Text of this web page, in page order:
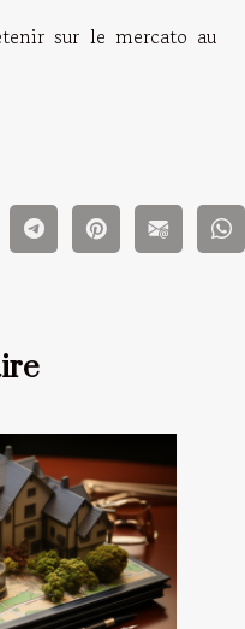
sur le mercato au